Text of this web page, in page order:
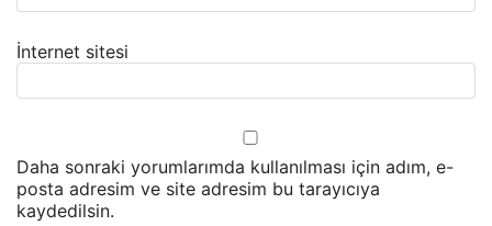
İnternet sitesi
Daha sonraki yorumlarımda kullanılması için adım, e-
posta adresim ve site adresim bu tarayıcıya
kaydedilsin.